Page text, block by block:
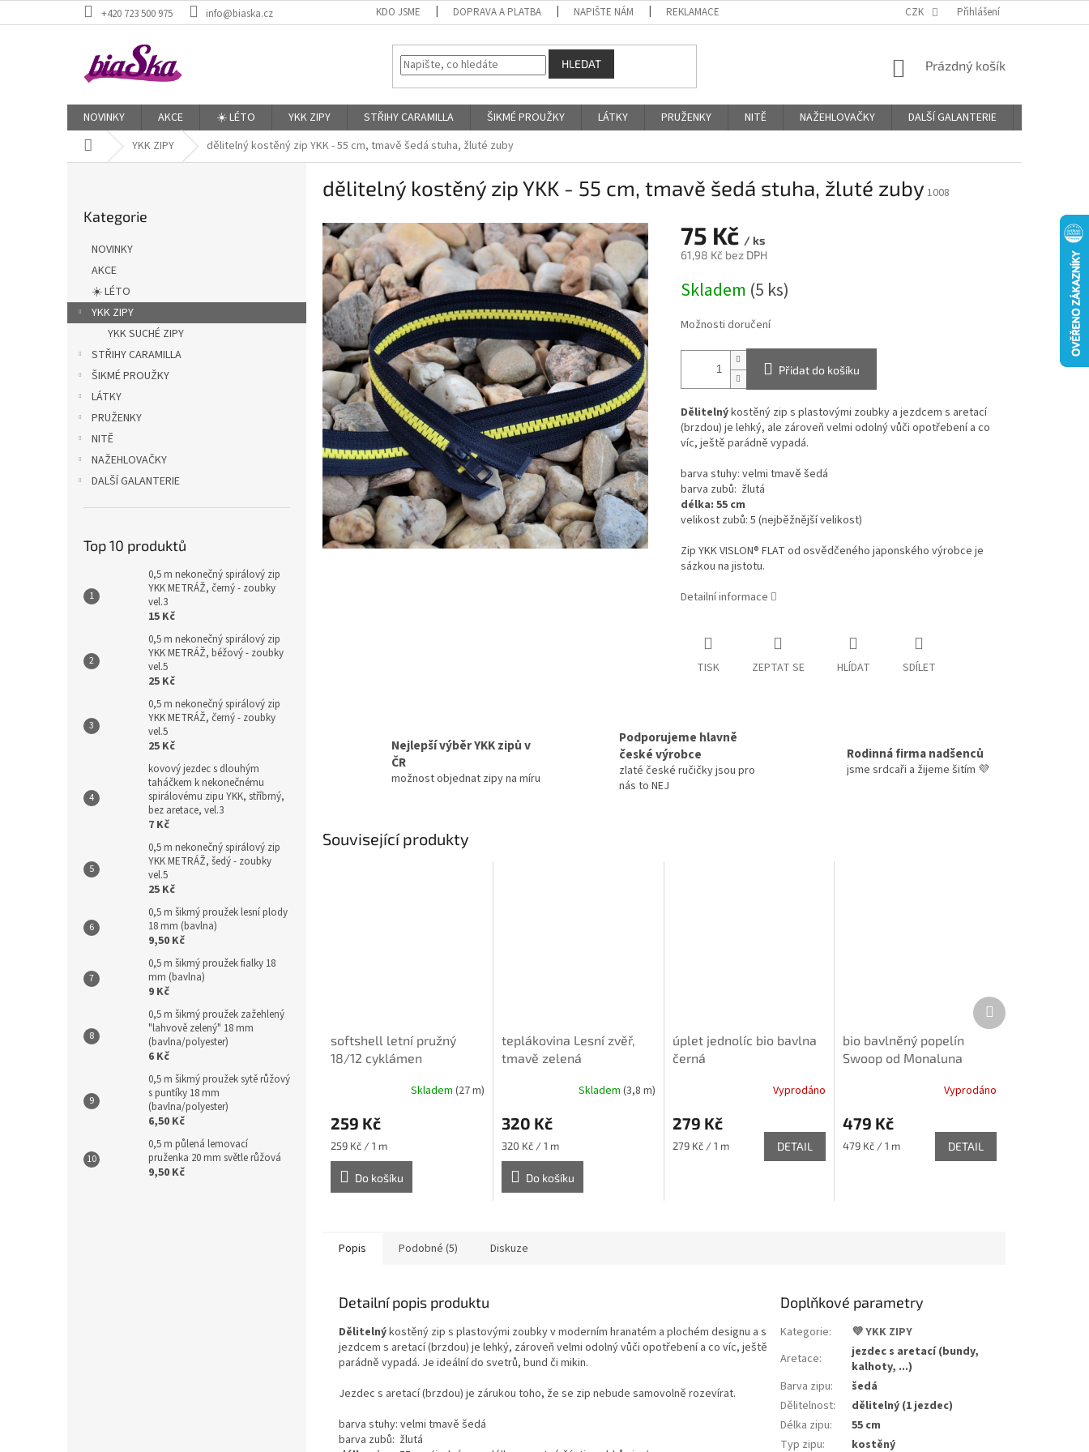
na
+420 723 500 975 info@biaska.cz KDO JSME DOPRAVA A PLATBA NAPIŠTE NÁM REKLAMACE PODMÍNKY OCHRANY OSOBNÍCH ÚDAJŮ
CZK Přihlášení
HLEDAT
NÁKUPNÍ
Prázdný košík
NOVINKY AKCE ☀️ LÉTO YKK ZIPY STŘIHY CARAMILLA ŠIKMÉ PROUŽKY LÁTKY PRUŽENKY NITĚ NAŽEHLOVAČKY DALŠÍ GALANTERIE
Domů YKK ZIPY dělitelný kostěný zip YKK - 55 cm, tmavě šedá stuha, žluté zuby
kategorie
Kategorie
NOVINKY
AKCE
☀️ LÉTO
YKK ZIPY
YKK SUCHÉ ZIPY
STŘIHY CARAMILLA
ŠIKMÉ PROUŽKY
LÁTKY
PRUŽENKY
NITĚ
NAŽEHLOVAČKY
DALŠÍ GALANTERIE
Top 10 produktů
0,5 m nekonečný spirálový zip
YKK METRÁŽ, černý - zoubky
vel.3
15 Kč
0,5 m nekonečný spirálový zip
YKK METRÁŽ, béžový - zoubky
vel.5
25 Kč
0,5 m nekonečný spirálový zip
YKK METRÁŽ, černý - zoubky
vel.5
25 Kč
kovový jezdec s dlouhým
taháčkem k nekonečnému
spirálovému zipu YKK, stříbrný,
bez aretace, vel.3
7 Kč
0,5 m nekonečný spirálový zip
YKK METRÁŽ, šedý - zoubky
vel.5
25 Kč
0,5 m šikmý proužek lesní plody
18 mm (bavlna)
9,50 Kč
0,5 m šikmý proužek fialky 18
mm (bavlna)
9 Kč
0,5 m šikmý proužek zažehlený
"lahvově zelený" 18 mm
(bavlna/polyester)
6 Kč
0,5 m šikmý proužek sytě růžový
s puntíky 18 mm
(bavlna/polyester)
6,50 Kč
0,5 m půlená lemovací
pruženka 20 mm světle růžová
9,50 Kč
dělitelný kostěný zip YKK - 55 cm, tmavě šedá stuha, žluté zuby 1008
75 Kč / ks
61,98 Kč bez DPH
cena:
Skladem (5 ks)
Možnosti doručení
Přidat do košíku
Dělitelnýkostěný zip s plastovými zoubky a jezdcem s aretací
(brzdou) je lehký, ale zároveň velmi odolný vůči opotřebení a co
víc, ještě parádně vypadá.
barva stuhy: velmi tmavě šedá
barva zubů: žlutá
délka: 55 cm
velikost zubů: 5 (nejběžnější velikost)
Zip YKK VISLON® FLAT od osvědčeného japonského výrobce je
sázkou na jistotu.
Detailní informace
TISK ZEPTAT SE HLÍDAT SDÍLET
Nejlepší výběr YKK zipů v
ČR
možnost objednat zipy na míru
Podporujeme hlavně
české výrobce
zlaté české ručičky jsou pro
nás to NEJ
Rodinná firma nadšenců
jsme srdcaři a žijeme šitím 💜
Související produkty
softshell letní pružný
18/12 cyklámen
Skladem (27 m)
259 Kč
Měrná
cena:
259 Kč / 1 m
Do košíku
teplákovina Lesní zvěř,
tmavě zelená
Skladem (3,8 m)
320 Kč
Měrná
cena:
320 Kč / 1 m
Do košíku
úplet jednolíc bio bavlna
černá
Vyprodáno
279 Kč
Měrná
279 Kč / 1 m DETAIL
bio bavlněný popelín
Swoop od Monaluna
Vyprodáno
479 Kč
Měrná
479 Kč / 1 m DETAIL
Další
produkt
Popis Podobné (5) Diskuze
Detailní popis produktu
Dělitelnýkostěný zip s plastovými zoubky v moderním hranatém a plochém designu a s
jezdcem s aretací (brzdou) je lehký, zároveň velmi odolný vůči opotřebení a co víc, ještě
parádně vypadá. Je ideální do svetrů, bund či mikin.
Jezdec s aretací (brzdou) je zárukou toho, že se zip nebude samovolně rozevírat.
barva stuhy: velmi tmavě šedá
barva zubů: žlutá
Doplňkové parametry
Kategorie:
💜 YKK ZIPY
Aretace:
jezdec s aretací (bundy,
kalhoty, ...)
Barva zipu:
šedá
Dělitelnost:
dělitelný (1 jezdec)
Délka zipu:
55 cm
Typ zipu:
kostěný